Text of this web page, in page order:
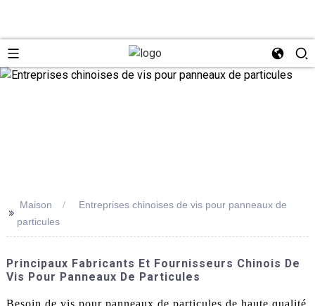
>>
Maison
Entreprises chinoises de vis pour panneaux de
particules
Principaux Fabricants Et Fournisseurs Chinois De
Vis Pour Panneaux De Particules
Besoin de vis pour panneaux de particules de haute qualité